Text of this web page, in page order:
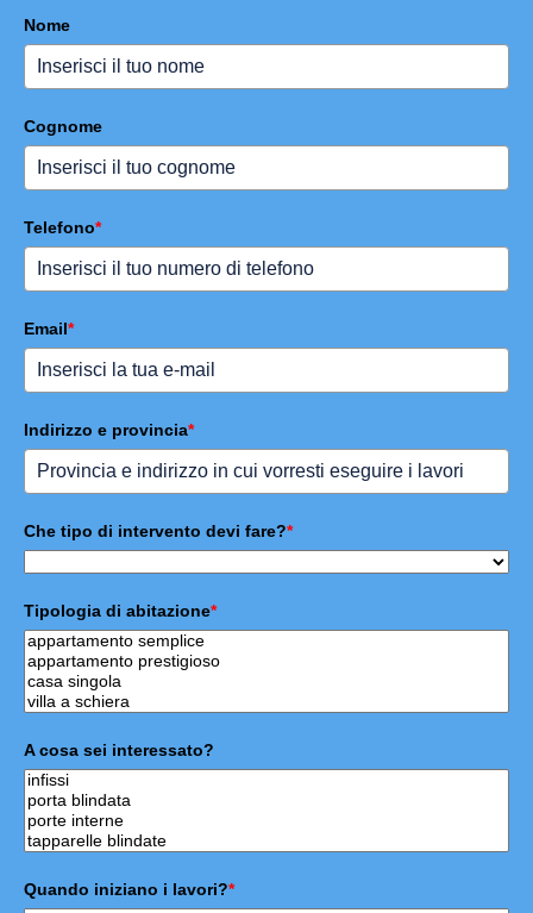
Nome
Cognome
Telefono*
Email*
Indirizzo e provincia*
Che tipo di intervento devi fare?*
Tipologia di abitazione*
A cosa sei interessato?
Quando iniziano i lavori?*